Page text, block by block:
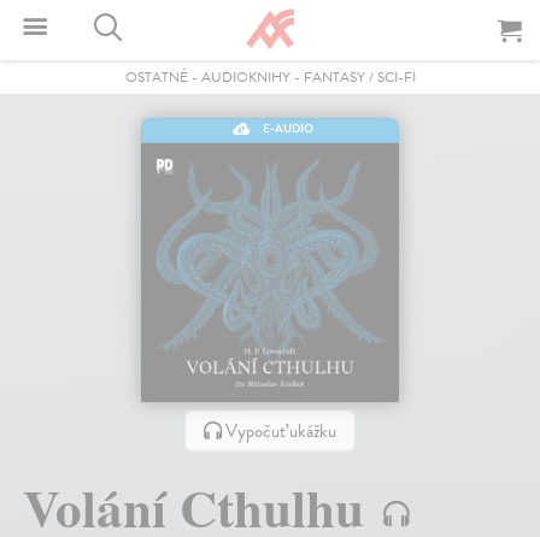
OSTATNÉ- AUDIOKNIHY- FANTASY / SCI-FI
E-AUDIO
Vypočuť ukážku
Volání Cthulhu